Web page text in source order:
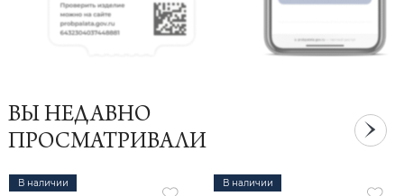
ВЫ НЕДАВНО
ПРОСМАТРИВАЛИ
В наличии В наличии